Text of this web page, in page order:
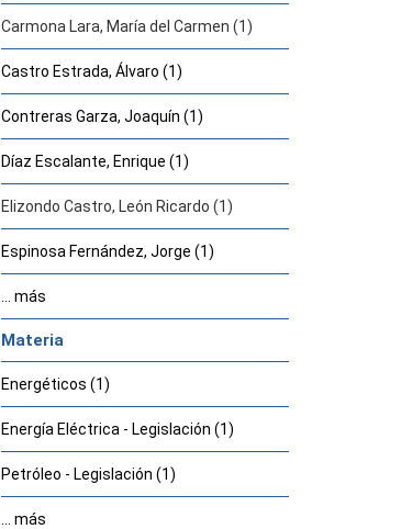
Carmona Lara, María del Carmen (1)
Castro Estrada, Álvaro (1)
Contreras Garza, Joaquín (1)
Díaz Escalante, Enrique (1)
Elizondo Castro, León Ricardo (1)
Espinosa Fernández, Jorge (1)
... más
Materia
Energéticos (1)
Energía Eléctrica - Legislación (1)
Petróleo - Legislación (1)
... más